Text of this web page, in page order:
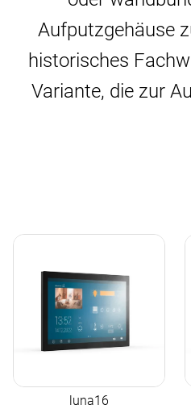
Aufputzgehäuse
historisches
Variante, die zur
luna16